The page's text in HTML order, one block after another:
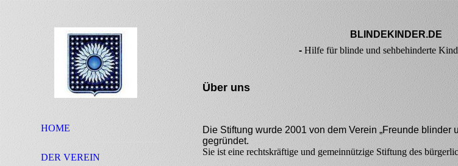
HOME
DER VEREIN
BLINDEKINDER.DE
- Hilfe für blinde und sehbehinderte
Über uns
Die Stiftung wurde 2001 von dem Verein „Freunde blinder
gegründet.
Sie ist eine rechtskräftige und gemeinnützige Stiftung des